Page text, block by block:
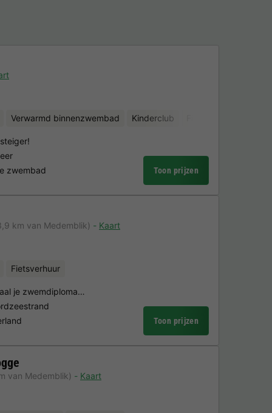
Verwarmd binnenzwembad Kinderclub
zwembad
Toon prijzen
km van Medemblik)
Kaart
Fietsverhuur
je zwemdiploma…
Toon prijzen
van Medemblik)
Kaart